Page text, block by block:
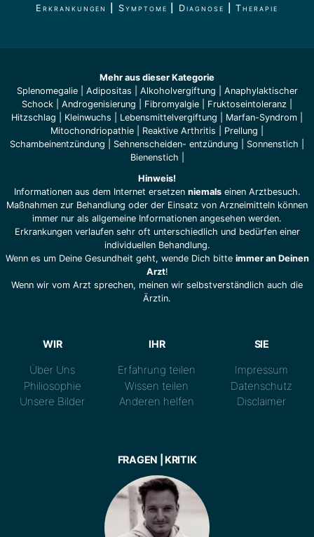
Erkrankungen Symptome Diagnose |Therapie
Mehr aus dieser Kategorie
Splenomegalie| Adipositas Alkoholvergiftung
Anaphylaktischer
Schock
Androgenisierung Fibromyalgie Fruktoseintoleranz
Hitzschlag
Kleinwuchs Lebensmittelvergiftung Marfan-Syndrom
Mitochondriopathie
Reaktive Arthritis Prellung
Schambeinentzündung
Sehnenscheiden- entzündung Sonnenstich
Bienenstich
Hinweis!
Informationen aus dem Internet ersetzen niemalseinen Arztbesuch.
Maßnahmen zur Behandlung oder der Einsatz von Arzneimitteln können
immer nur als allgemeine Informationen angesehen werden.
Erkrankungen verlaufen sehr oft unterschiedlich und bedürfen einer
individuellen Behandlung.
Wenn es um Deine Gesundheit geht, wende Dich bitte immer an Deinen
Arzt!
Wenn wir vom Arzt sprechen, meinen wir selbstverständlich auch die
Ärztin.
WIR
Über Uns
Philiosophie
Unsere Bilder
IHR
Erfahrung teilen
Wissen teilen
Anderen helfen
SIE
Impressum
Datenschutz
Disclaimer
FRAGEN | KRITIK